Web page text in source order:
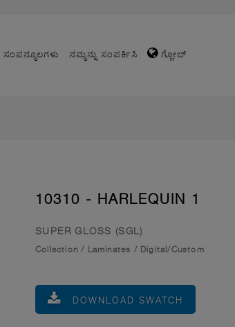
ಸಂಪನ್ಮೂಲಗಳು ನಮ್ಮನ್ನು ಸಂಪರ್ಕಿಸಿ ಗ್ಲೋಬ್
10310 - HARLEQUIN 1
SUPER GLOSS (SGL)
Collection / Laminates / Digital/Custom
DOWNLOAD SWATCH